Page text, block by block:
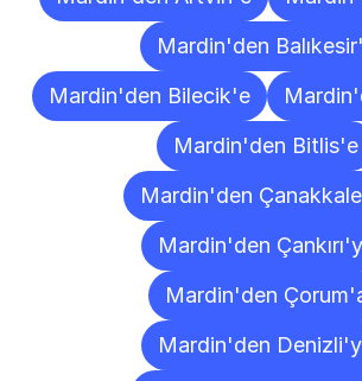
Mardin'den
Mardin'den Bilecik'e
Mardin'den Bitlis'e
Mardin'den
Mardin'den
Mardin'den
Mardin'den